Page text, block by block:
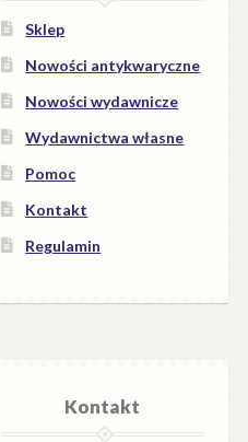
Sklep
Nowości antykwaryczne
Nowości wydawnicze
Wydawnictwa własne
Pomoc
Kontakt
Regulamin
Kontakt